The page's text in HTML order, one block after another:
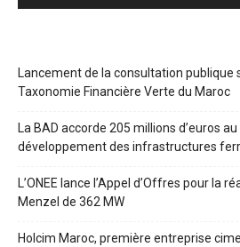
Lancement de la consultation publique
Taxonomie Financière Verte du Maroc
La BAD accorde 205 millions d’euros
développement des infrastructures
L’ONEE lance l’Appel d’Offres pour la
Menzel de 362 MW
Holcim Maroc, première entreprise